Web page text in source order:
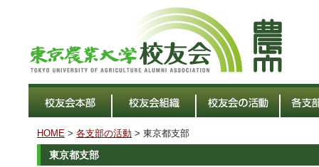
HOME > 各支部の活動 > 東京都支部
東京都支部